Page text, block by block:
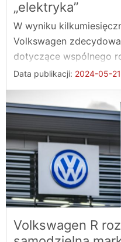
„elektryka”
W wyniku
Volkswagen
dotyczące wspólnego
...
Data publikacji: 2024-05-21
Volkswagen R